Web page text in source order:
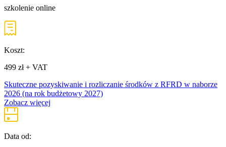
szkolenie online
Koszt:
499 zł + VAT
Skuteczne pozyskiwanie i rozliczanie środków z RFRD w naborze
2026 (na rok budżetowy 2027)
Zobacz więcej
Data od: